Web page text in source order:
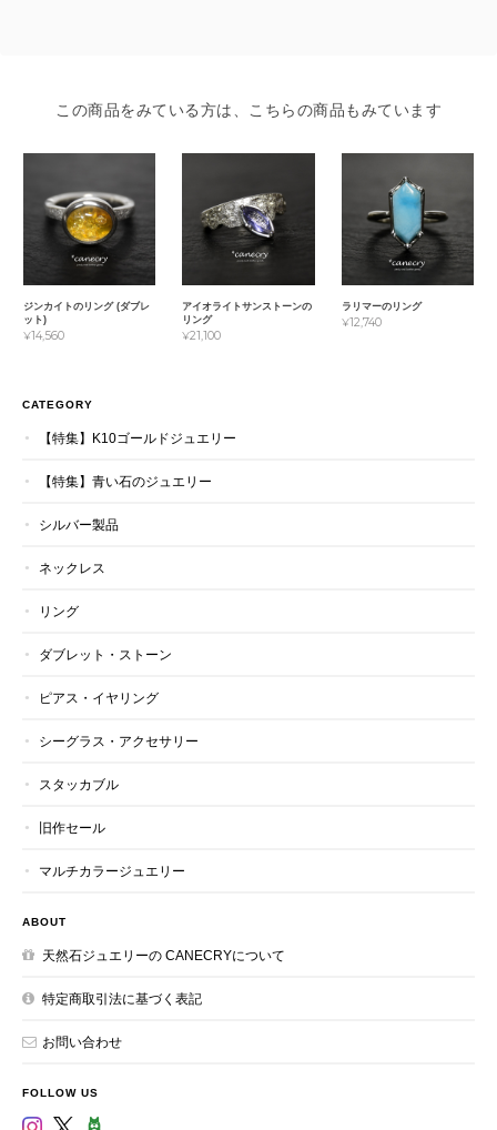
この商品をみている方は、こちらの商品もみています
ジンカイトのリング (ダブレ
ット)
¥14,560
アイオライトサンストーンの
リング
¥21,100
ラリマーのリング
¥12,740
CATEGORY
【特集】K10ゴールドジュエリー
【特集】青い石のジュエリー
シルバー製品
ネックレス
リング
ダブレット・ストーン
ピアス・イヤリング
シーグラス・アクセサリー
スタッカブル
旧作セール
マルチカラージュエリー
ABOUT
天然石ジュエリーの CANECRYについて
特定商取引法に基づく表記
お問い合わせ
FOLLOW US